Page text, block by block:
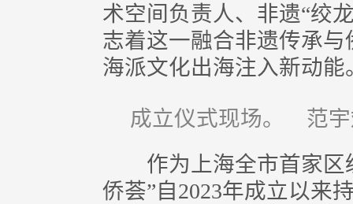
术空间负责人、非遗“绞
志着这一融合非遗传承
海派文化出海注入新动能
成立仪式现场。 范宇
作为上海全市首家区
侨荟”自2023年成立以来